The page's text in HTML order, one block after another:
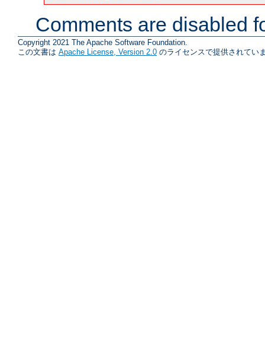
Comments are disabled
Copyright 2021 The Apache Software Foundation.
この文書は Apache License, Version 2.0 のライセンスで提供されてい